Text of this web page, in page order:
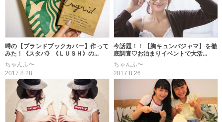
噂の【ブランドブックカバー】作って
みた！《スタバ》《ＬＵＳＨ》の...
ちゃんふ〜
2017.8.28
今話題！！【胸キュンパジャマ】を徹
底調査♡お泊まりイベントで大活...
ちゃんふ〜
2017.8.26